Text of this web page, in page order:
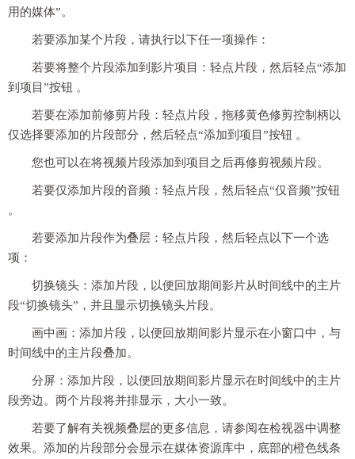
用的媒体”。
若要添加某个片段，请执行以下任一项操作：
若要将整个片段添加到影片项目：轻点片段，然后轻点“添加
到项目”按钮 。
若要在添加前修剪片段：轻点片段，拖移黄色修剪控制柄以
仅选择要添加的片段部分，然后轻点“添加到项目”按钮 。
您也可以在将视频片段添加到项目之后再修剪视频片段。
若要仅添加片段的音频：轻点片段，然后轻点“仅音频”按钮
。
若要添加片段作为叠层：轻点片段，然后轻点以下一个选
项：
切换镜头：添加片段，以便回放期间影片从时间线中的主片
段“切换镜头”，并且显示切换镜头片段。
画中画：添加片段，以便回放期间影片显示在小窗口中，与
时间线中的主片段叠加。
分屏：添加片段，以便回放期间影片显示在时间线中的主片
段旁边。两个片段将并排显示，大小一致。
若要了解有关视频叠层的更多信息，请参阅在检视器中调整
效果。添加的片段部分会显示在媒体资源库中，底部的橙色线条